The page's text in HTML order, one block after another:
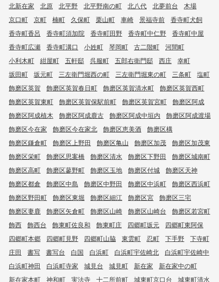
北新在家 北原 北平野 北平野南の町 北八代 北夢前台
木場
京口町
京町 楠町 久保町 栗山町 車崎 景福寺前
香寺町犬飼
香寺町香呂
香寺町須加院 香寺町田野 香寺町中仁野
香寺町中屋
香寺町広瀬
香寺町溝口 小姓町 琴岡町 古二階町
河間町
小利木町
紺屋町 五軒邸 呉服町 五郎右衛門邸 西庄
幸町
坂田町
坂元町 三左衛門堀西の町 三左衛門堀東の町 三条町
塩町
飾磨区英賀
飾磨区英賀春日町 飾磨区英賀清水町
飾磨区英賀西町
飾磨区英賀東町
飾磨区英賀保駅前町 飾磨区英賀宮町
飾磨区阿成
飾磨区阿成植木
飾磨区阿成鹿古 飾磨区阿成中垣内
飾磨区阿成渡場
飾磨区今在家
飾磨区今在家北 飾磨区恵美酒
飾磨区構
飾磨区鎌倉町
飾磨区上野田 飾磨区亀山 飾磨区加茂
飾磨区加茂東
飾磨区栄町
飾磨区思案橋 飾磨区清水 飾磨区下野田
飾磨区城南町
飾磨区高町
飾磨区蓼野町 飾磨区玉地 飾磨区付城
飾磨区天神
飾磨区都倉
飾磨区中島 飾磨区中野田 飾磨区中浜町
飾磨区西浜町
飾磨区野田町
飾磨区東堀 飾磨区細江 飾磨区宮
飾磨区三宅
飾磨区妻鹿
飾磨区矢倉町 飾磨区山崎 飾磨区山崎台
飾磨区若宮町
飾西
飾西台 飾東町佐良和 飾東町庄 四郷町坂元
四郷町東阿保
四郷町本郷
四郷町見野 四郷町山脇 東雲町 忍町 下手野
下寺町
庄田
書写 書写台 白国 白浜町 白浜町宇佐崎北
白浜町宇佐崎中
白浜町神田
白浜町寺家 城見台 城見町 新在家
新在家中の町
新在家本町
神和町 実法寺 十二所前町 城東町京口台
城東町清水